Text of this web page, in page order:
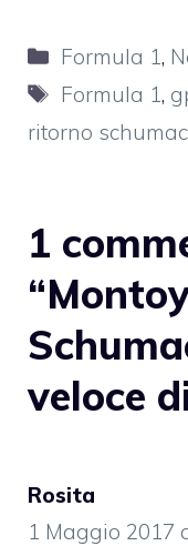
Categorie
Formula 1,
Tag
Formula 1,
ritorno
1
veloce
Rosita
1 Maggio 2017